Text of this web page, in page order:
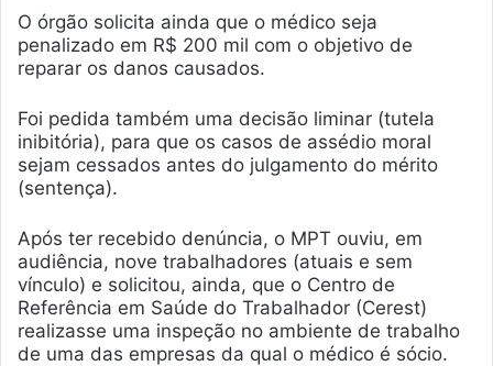
O órgão solicita ainda que o médico seja
penalizado em R$ 200 mil com o objetivo de
reparar os danos causados.
Foi pedida também uma decisão liminar (tutela
inibitória), para que os casos de assédio moral
sejam cessados antes do julgamento do mérito
(sentença).
Após ter recebido denúncia, o MPT ouviu, em
audiência, nove trabalhadores (atuais e sem
vínculo) e solicitou, ainda, que o Centro de
Referência em Saúde do Trabalhador (Cerest)
realizasse uma inspeção no ambiente de trabalho
de uma das empresas da qual o médico é sócio.